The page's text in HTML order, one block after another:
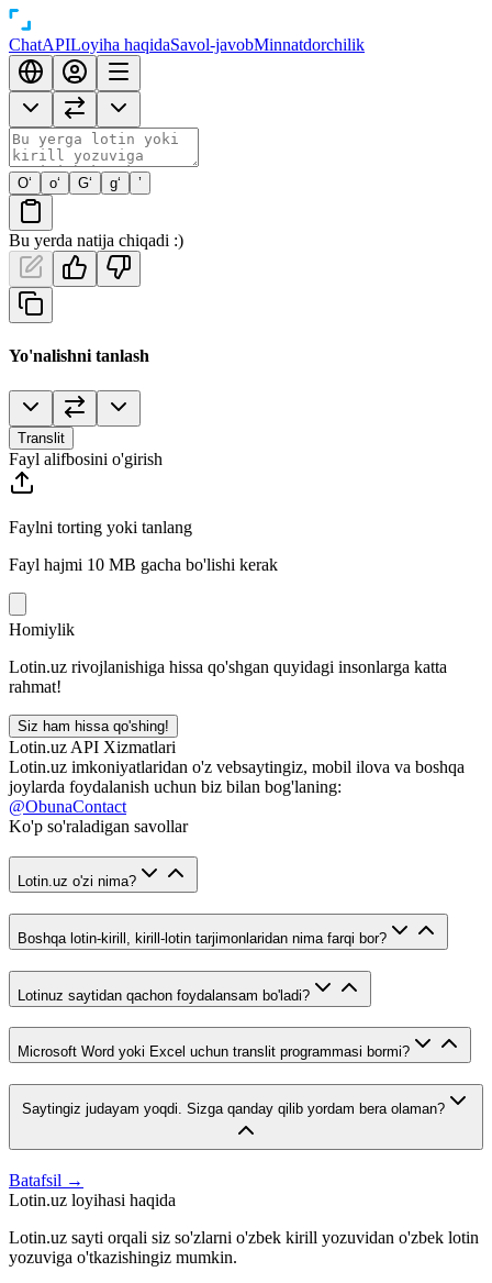
ChatAPILoyiha haqidaSavol-javobMinnatdorchilik
O‘ o‘ G‘ g‘ ’
Bu yerda natija chiqadi :)
Yo'nalishni tanlash
Translit
Fayl alifbosini o'girish
Faylni torting yoki tanlang
Fayl hajmi 10 MB gacha bo'lishi kerak
Homiylik
Lotin.uz rivojlanishiga hissa qo'shgan quyidagi insonlarga katta
rahmat!
Siz ham hissa qo'shing!
Lotin.uz API Xizmatlari
Lotin.uz imkoniyatlaridan o'z vebsaytingiz, mobil ilova va boshqa
joylarda foydalanish uchun biz bilan bog'laning:
@ObunaContact
Ko'p so'raladigan savollar
Lotin.uz o'zi nima?
Boshqa lotin-kirill, kirill-lotin tarjimonlaridan nima farqi bor?
Lotinuz saytidan qachon foydalansam bo'ladi?
Microsoft Word yoki Excel uchun translit programmasi bormi?
Saytingiz judayam yoqdi. Sizga qanday qilib yordam bera olaman?
Batafsil →
Lotin.uz loyihasi haqida
Lotin.uz sayti orqali siz so'zlarni o'zbek kirill yozuvidan o'zbek lotin
yozuviga o'tkazishingiz mumkin.